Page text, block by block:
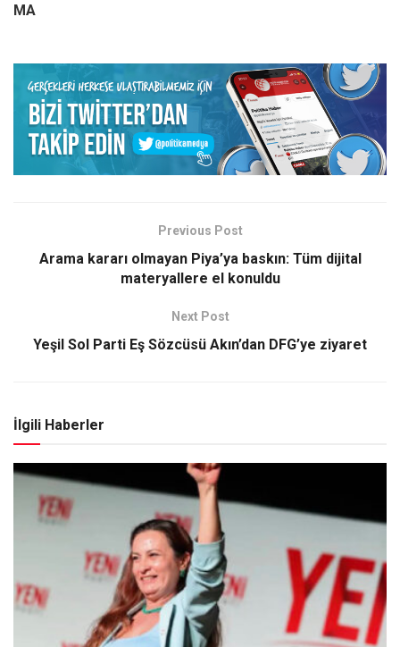
MA
Previous Post
Arama kararı olmayan Piya’ya baskın: Tüm dijital
materyallere el konuldu
Next Post
Yeşil Sol Parti Eş Sözcüsü Akın’dan DFG’ye ziyaret
İlgili Haberler